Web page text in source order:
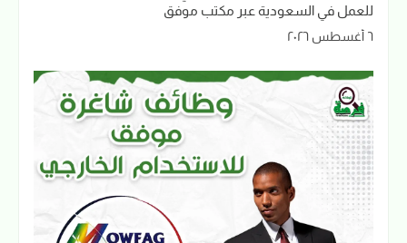
للعمل في السعودية عبر مكتب موفق
٦ أغسطس ٢٠٢٦